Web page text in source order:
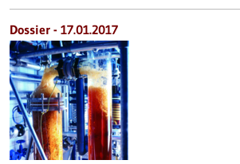
Dossier - 17.01.2017